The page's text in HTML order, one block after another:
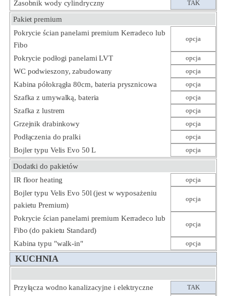
Zasobnik wody cylindryczny TAK
Pakiet premium
Pokrycie ścian panelami premium Kerradeco lub
Fibo
opcja
Pokrycie podłogi panelami LVT opcja
WC podwieszony, zabudowany opcja
Kabina półokrągła 80cm, bateria prysznicowa opcja
Szafka z umywalką, bateria opcja
Szafka z lustrem opcja
Grzejnik drabinkowy opcja
Podłączenia do pralki opcja
Bojler typu Velis Evo 50 L opcja
Dodatki do pakietów
IR floor heating
opcja
Bojler typu Velis Evo 50l (jest w wyposażeniu
pakietu Premium)
opcja
Pokrycie ścian panelami premium Kerradeco lub
Fibo (do pakietu Standard)
opcja
Kabina typu "walk-in" opcja
KUCHNIA
Przyłącza wodno kanalizacyjne i elektryczne TAK